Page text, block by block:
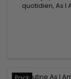
quotidien, As I
rinçage
apportant une
cheveu,
alourdir la